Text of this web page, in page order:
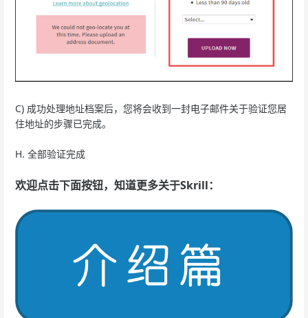
C) 成功处理地址档案后，您将会收到一封电子邮件关于验证您居
住地址的步骤已完成。
H. 全部验证完成
欢迎点击下面按钮，知道更多关于Skrill：